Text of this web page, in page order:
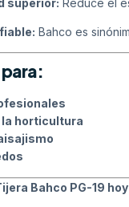
Bahco es
horticultura
Bahco PG-19